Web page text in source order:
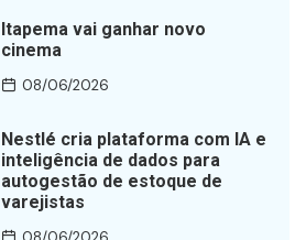
Itapema vai ganhar novo
cinema
08/06/2026
Nestlé cria plataforma com IA e
inteligência de dados para
autogestão de estoque de
varejistas